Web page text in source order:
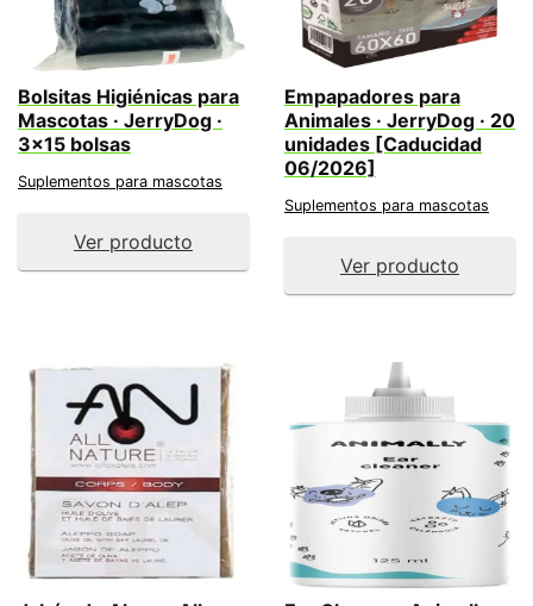
Bolsitas Higiénicas para
Mascotas · JerryDog ·
3×15 bolsas
Suplementos para mascotas
Ver producto
Empapadores para
Animales · JerryDog · 20
unidades [Caducidad
06/2026]
Suplementos para mascotas
Ver producto